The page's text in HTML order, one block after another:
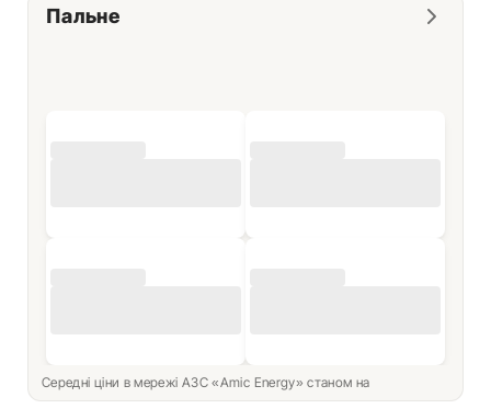
Пальне
Середні ціни в мережі АЗС «Amic Energy» станом на